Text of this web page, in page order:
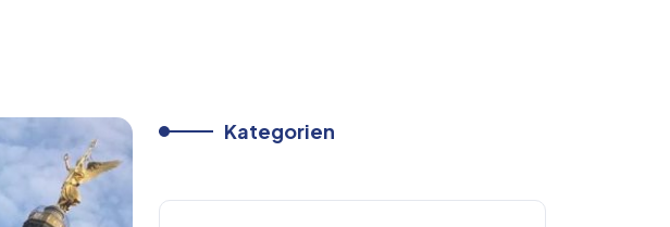
Kategorien